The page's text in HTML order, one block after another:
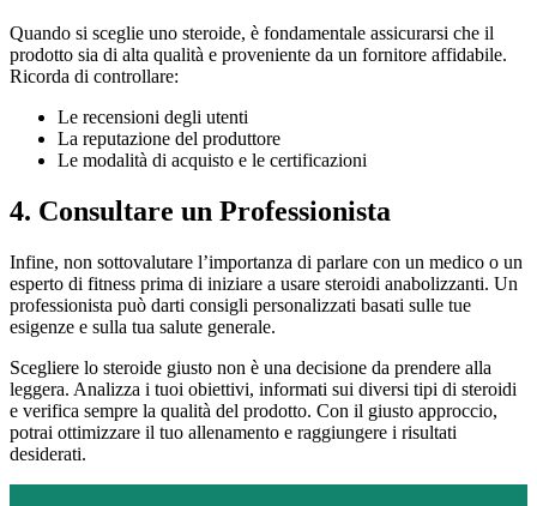
Quando si sceglie uno steroide, è fondamentale assicurarsi che il
prodotto sia di alta qualità e proveniente da un fornitore affidabile.
Ricorda di controllare:
Le recensioni degli utenti
La reputazione del produttore
Le modalità di acquisto e le certificazioni
4. Consultare un Professionista
Infine, non sottovalutare l’importanza di parlare con un medico o un
esperto di fitness prima di iniziare a usare steroidi anabolizzanti. Un
professionista può darti consigli personalizzati basati sulle tue
esigenze e sulla tua salute generale.
Scegliere lo steroide giusto non è una decisione da prendere alla
leggera. Analizza i tuoi obiettivi, informati sui diversi tipi di steroidi
e verifica sempre la qualità del prodotto. Con il giusto approccio,
potrai ottimizzare il tuo allenamento e raggiungere i risultati
desiderati.